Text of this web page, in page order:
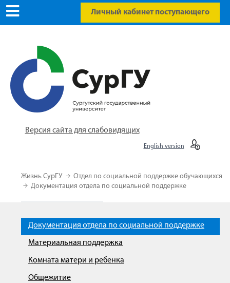
Личный кабинет поступающего
Версия сайта для слабовидящих
English version
Жизнь СурГУ
Отдел по социальной поддержке обучающихся
Документация отдела по социальной поддержке
Документация отдела по социальной поддержке
Материальная поддержка
Комната матери и ребенка
Общежитие